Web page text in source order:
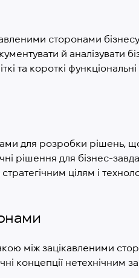
сторонами
й аналізувати
та короткі функціональні
для розробки рішень,
рішення для бізнес-
цілям і
між зацікавленими
концепції нетехнічним